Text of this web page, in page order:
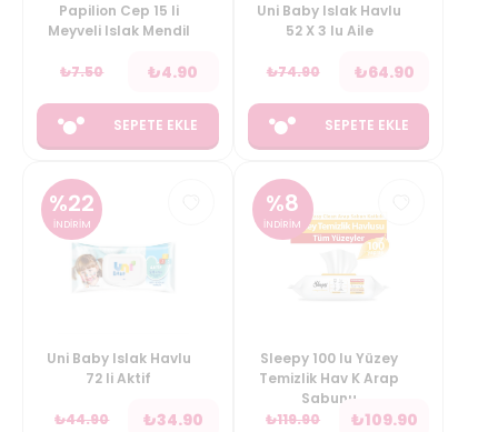
Papilion Cep 15 li
Meyveli Islak Mendil
₺7.50 ₺4.90
SEPETE EKLE
Uni Baby Islak Havlu
52 X 3 lu Aile
₺74.90 ₺64.90
SEPETE EKLE
%22
İNDİRİM
Uni Baby Islak Havlu
72 li Aktif
₺44.90 ₺34.90
%8
İNDİRİM
Sleepy 100 lu Yüzey
Temizlik Hav K Arap
Sabunu
₺119.90 ₺109.90